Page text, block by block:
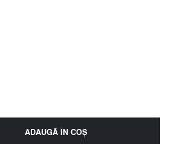
ADAUGĂ ÎN COŞ